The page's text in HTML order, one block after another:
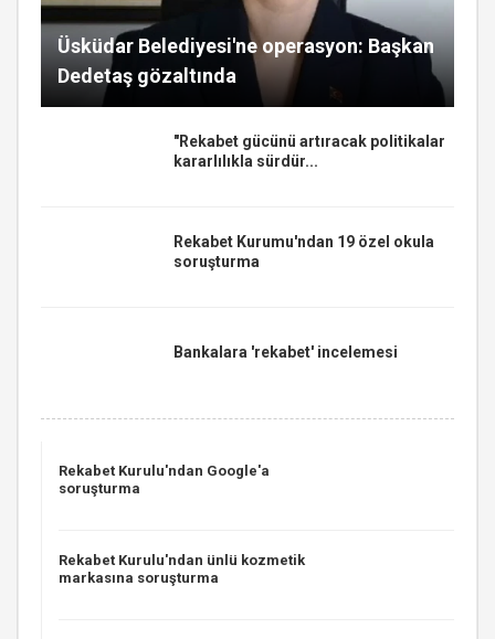
Üsküdar Belediyesi'ne operasyon: Başkan
Dedetaş gözaltında
"Rekabet gücünü artıracak politikalar
kararlılıkla sürdür...
Rekabet Kurumu'ndan 19 özel okula
soruşturma
Bankalara 'rekabet' incelemesi
Rekabet Kurulu'ndan Google'a
soruşturma
Rekabet Kurulu'ndan ünlü kozmetik
markasına soruşturma